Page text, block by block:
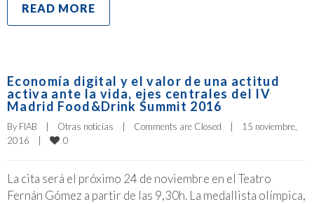
READ MORE
Economía digital y el valor de una actitud
activa ante la vida, ejes centrales del IV
Madrid Food&Drink Summit 2016
By FIAB Otras noticias Comments are Closed
15 noviembre,
2016
0
La cita será el próximo 24 de noviembre en el Teatro
Fernán Gómez a partir de las 9,30h. La medallista olímpica,